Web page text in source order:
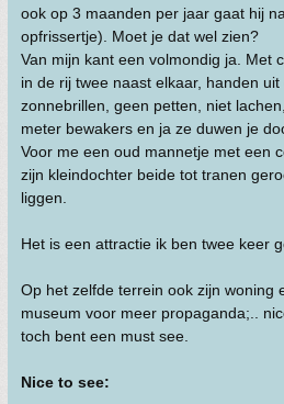
ook op 3 maanden per jaar gaat hij
opfrissertje). Moet je dat wel zien?
Van mijn kant een volmondig ja. Met
in de rij twee naast elkaar, handen
zonnebrillen, geen petten, niet
meter bewakers en ja ze duwen je
Voor me een oud mannetje met een
zijn kleindochter beide tot tranen
liggen.
Het is een attractie ik ben twee keer
Op het zelfde terrein ook zijn woning
museum voor meer propaganda;..
toch bent een must see.
Nice to see: